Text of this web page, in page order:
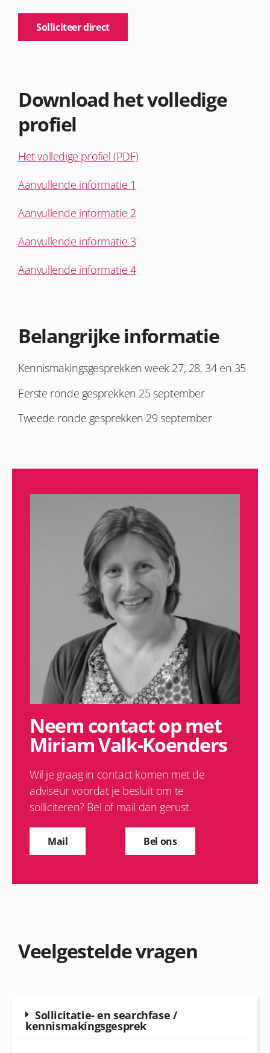
Solliciteer direct
Download het volledige
profiel
Het volledige profiel (PDF)
Aanvullende informatie 1
Aanvullende informatie 2
Aanvullende informatie 3
Aanvullende informatie 4
Belangrijke informatie
Kennismakingsgesprekken week 27, 28, 34 en 35
Eerste ronde gesprekken 25 september
Tweede ronde gesprekken 29 september
Neem contact op met
Miriam Valk-Koenders
Wil je graag in contact komen met de
adviseur voordat je besluit om te
solliciteren? Bel of mail dan gerust.
Mail Bel ons
Veelgestelde vragen
Sollicitatie- en searchfase /
kennismakingsgesprek